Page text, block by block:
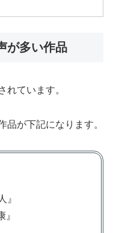
が多い作品
れています。
品が下記になります。
』